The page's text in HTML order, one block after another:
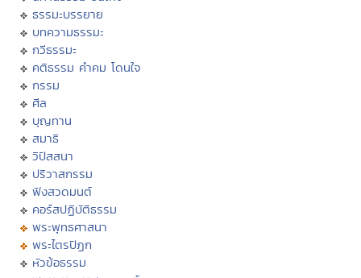
ธรรมะบรรยาย
บทความธรรมะ
กวีธรรมะ
คติธรรม คำคม โดนใจ
กรรม
ศีล
บุญทาน
สมาธิ
วิปัสสนา
ปริวาสกรรม
ฟังสวดมนต์
คอร์สปฏิบัติธรรม
พระพุทธศาสนา
พระไตรปิฏก
หัวข้อธรรม